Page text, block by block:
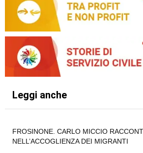
Leggi anche
FROSINONE. CARLO MICCIO
NELL’ACCOGLIENZA DEI MIGRANTI